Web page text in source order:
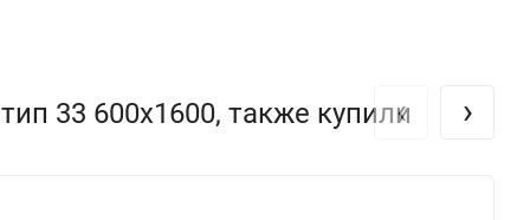
33 600х1600, также купили
‹ ›